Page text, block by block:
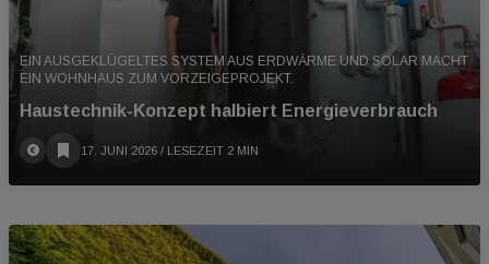
EIN AUSGEKLÜGELTES SYSTEM AUS ERDWÄRME UND SOLAR MACHT
EIN WOHNHAUS ZUM VORZEIGEPROJEKT.
Haustechnik-Konzept halbiert Energieverbrauch
17. JUNI 2026 / LESEZEIT 2 MIN